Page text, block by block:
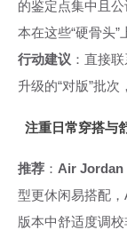
的鉴定点集中且
本在这些“硬骨头”
行动建议 ：直接
升级的“对版”批次
注重日常穿搭与
推荐 ： Air Jordan
型更休闲易搭配
版本中舒适度调校